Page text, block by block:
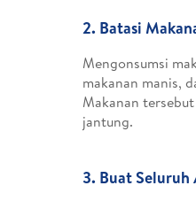
2. Batasi
Mengonsumsi
makanan manis,
Makanan
jantung.
3. Buat Seluruh